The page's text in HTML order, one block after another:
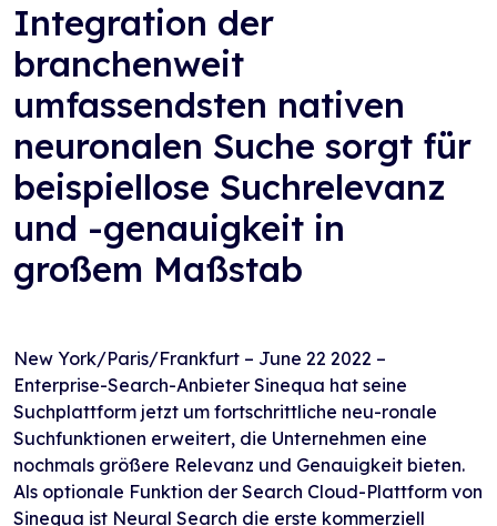
Integration der
branchenweit
umfassendsten nativen
neuronalen Suche sorgt für
beispiellose Suchrelevanz
und -genauigkeit in
großem Maßstab
New York/Paris/Frankfurt – June 22 2022 –
Enterprise-Search-Anbieter Sinequa hat seine
Suchplattform jetzt um fortschrittliche neu-ronale
Suchfunktionen erweitert, die Unternehmen eine
nochmals größere Relevanz und Genauigkeit bieten.
Als optionale Funktion der Search Cloud-Plattform von
Sinequa ist Neural Search die erste kommerziell